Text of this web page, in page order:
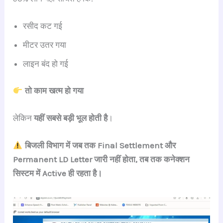
रसीद कट गई
मीटर उतर गया
लाइन बंद हो गई
तो काम खत्म हो गया
लेकिनयहीं सबसे बड़ी भूल होती है।
बिजली विभाग में जब तक Final Settlement और
Permanent LD Letter जारी नहीं होता, तब तक कनेक्शन
सिस्टम में Active ही रहता है।